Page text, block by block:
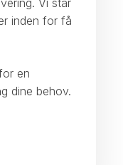
inden for få
en
dine behov.